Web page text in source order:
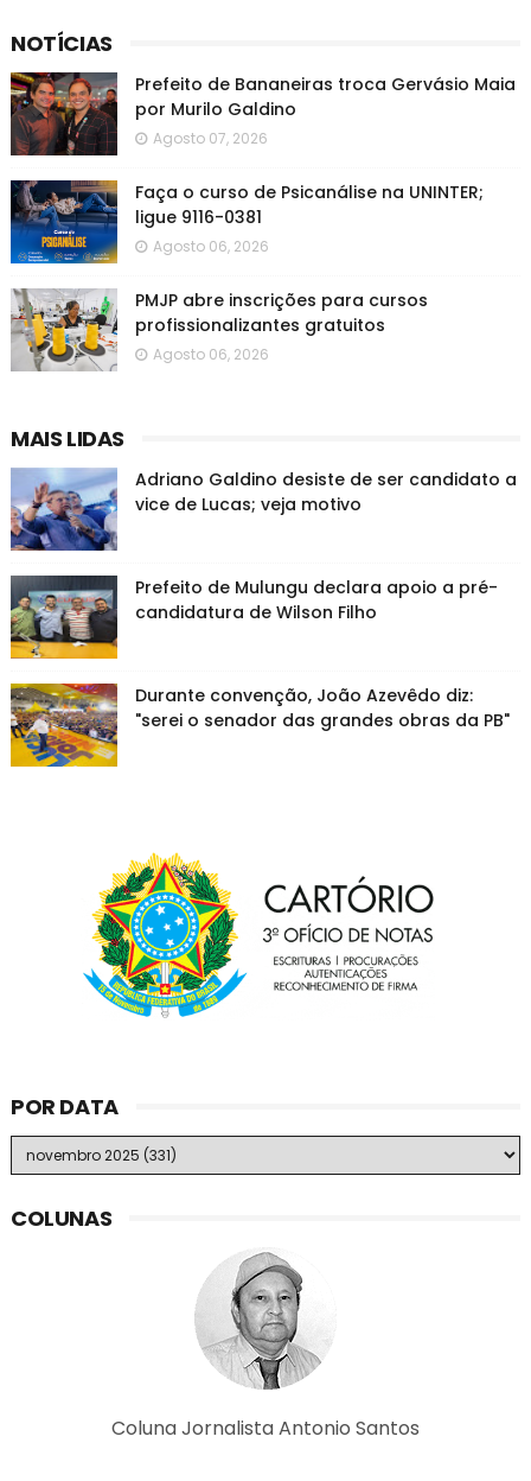
NOTÍCIAS
Prefeito de Bananeiras troca Gervásio Maia
por Murilo Galdino
Agosto 07, 2026
Faça o curso de Psicanálise na UNINTER;
ligue 9116-0381
Agosto 06, 2026
PMJP abre inscrições para cursos
profissionalizantes gratuitos
Agosto 06, 2026
MAIS LIDAS
Adriano Galdino desiste de ser candidato a
vice de Lucas; veja motivo
Prefeito de Mulungu declara apoio a pré-
candidatura de Wilson Filho
Durante convenção, João Azevêdo diz:
"serei o senador das grandes obras da PB"
POR DATA
COLUNAS
Coluna Jornalista Antonio Santos